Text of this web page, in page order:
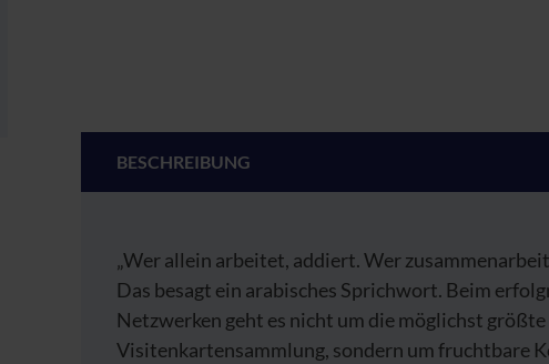
BESCHREIBUNG
„Wer allein arbeitet, addiert. Wer
Das besagt ein arabisches Sprichwort. Beim
Netzwerken geht es nicht um die möglichst größte
Visitenkartensammlung, sondern um fruchtbare